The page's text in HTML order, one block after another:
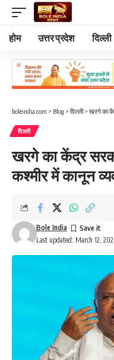
होम उत्तर प्रदेश दिल्ली
boleindia.com > Blog > दिल्ली> खरगे का केंद्र
दिल्ली
खरगे का केंद्र
कश्मीर में कानून
Last updated: March 12,
Bole India